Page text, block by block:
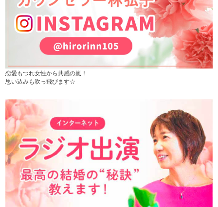
恋愛もつれ女性から共感の嵐！
思い込みも吹っ飛びます☆